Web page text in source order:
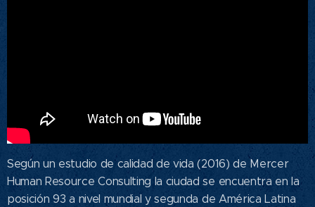
Según un estudio de calidad de vida (2016) de Mercer
Human Resource Consulting la ciudad se encuentra en la
posición 93 a nivel mundial y segunda de América Latina